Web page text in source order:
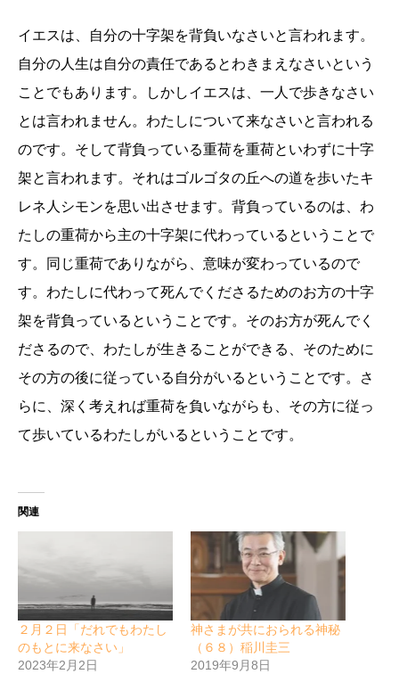
イエスは、自分の十字架を背負いなさいと言われます。
自分の人生は自分の責任であるとわきまえなさいという
ことでもあります。しかしイエスは、一人で歩きなさい
とは言われません。わたしについて来なさいと言われる
のです。そして背負っている重荷を重荷といわずに十字
架と言われます。それはゴルゴタの丘への道を歩いたキ
レネ人シモンを思い出させます。背負っているのは、わ
たしの重荷から主の十字架に代わっているということで
す。同じ重荷でありながら、意味が変わっているので
す。わたしに代わって死んでくださるためのお方の十字
架を背負っているということです。そのお方が死んでく
ださるので、わたしが生きることができる、そのために
その方の後に従っている自分がいるということです。さ
らに、深く考えれば重荷を負いながらも、その方に従っ
て歩いているわたしがいるということです。
関連
２月２日「だれでもわたし
のもとに来なさい」
2023年2月2日
神さまが共におられる神秘
（６８）稲川圭三
2019年9月8日